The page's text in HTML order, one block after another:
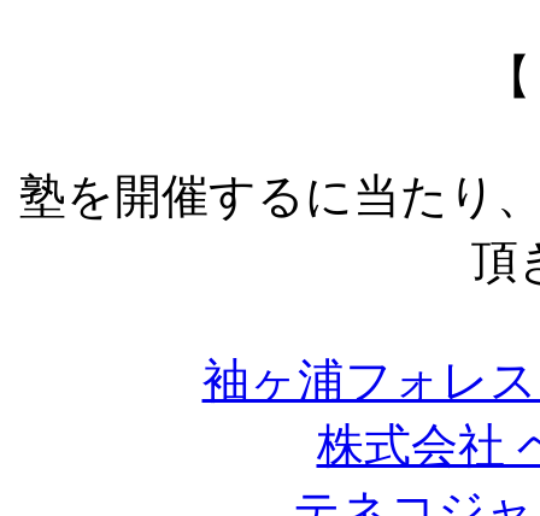
塾を開催するに当たり
頂
袖ヶ浦フォレ
株式会社